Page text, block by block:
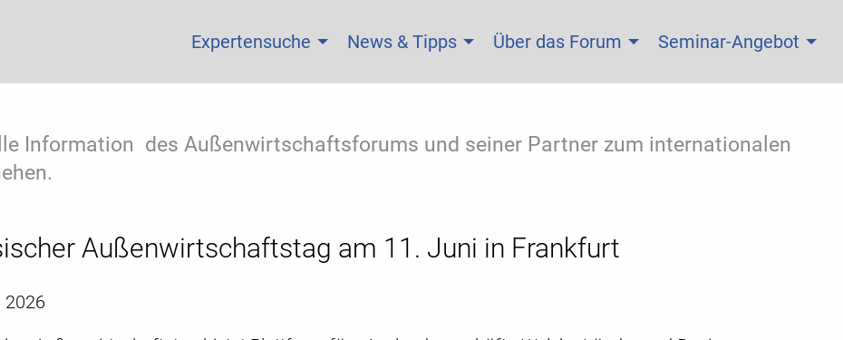
Expertensuche News & Tipps Über das Forum Seminar-Angebot
Information des Außenwirtschaftsforums und seiner Partner zum internationalen
Außenwirtschaftstag am 11. Juni in Frankfurt
2026